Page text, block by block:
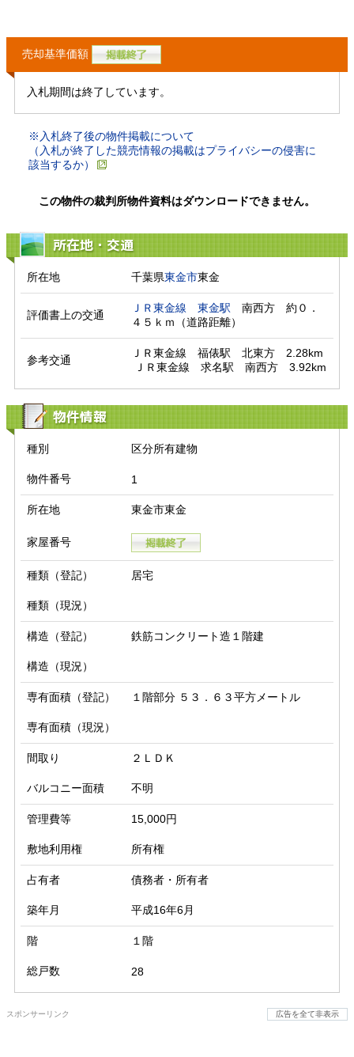
売却基準価額
入札期間は終了しています。
※入札終了後の物件掲載について
（入札が終了した競売情報の掲載はプライバシーの侵害に
該当するか）
この物件の裁判所物件資料はダウンロードできません。
所在地・交通
所在地 千葉県東金市東金
評価書上の交通
ＪＲ東金線 東金駅 南西方　約０．
４５ｋｍ（道路距離）
参考交通
ＪＲ東金線　福俵駅　北東方　2.28km
ＪＲ東金線　求名駅　南西方　3.92km
物件情報
種別 区分所有建物
物件番号 1
所在地 東金市東金
家屋番号
種類（登記） 居宅
種類（現況）
構造（登記） 鉄筋コンクリート造１階建
構造（現況）
専有面積（登記） １階部分 ５３．６３平方メートル
専有面積（現況）
間取り ２ＬＤＫ
バルコニー面積 不明
管理費等 15,000円
敷地利用権 所有権
占有者 債務者・所有者
築年月 平成16年6月
階 １階
総戸数 28
スポンサーリンク 広告を全て非表示